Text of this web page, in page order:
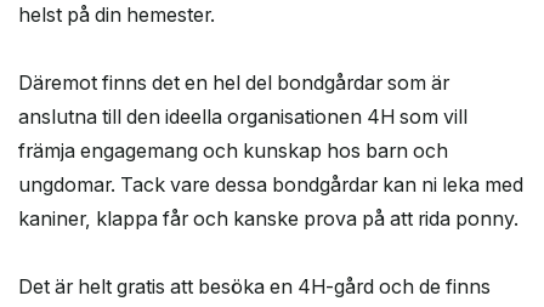
helst på din hemester.
Däremot finns det en hel del bondgårdar som är
anslutna till den ideella organisationen 4H som vill
främja engagemang och kunskap hos barn och
ungdomar. Tack vare dessa bondgårdar kan ni leka med
kaniner, klappa får och kanske prova på att rida ponny.
Det är helt gratis att besöka en 4H-gård och de finns